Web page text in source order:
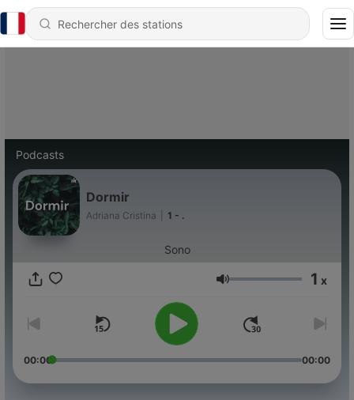
Podcasts
Dormir
Adriana Cristina 1 - .
Sono
Volume 1 x
00:00 00:00